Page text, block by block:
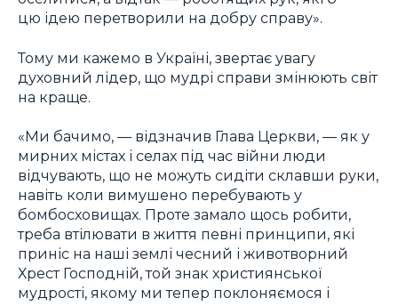
цю ідею перетворили на добру справу».
Тому ми кажемо в Україні, звертає увагу
духовний лідер, що мудрі справи змінюють світ
на краще.
«Ми бачимо, — відзначив Глава Церкви, — як у
мирних містах і селах під час війни люди
відчувають, що не можуть сидіти склавши руки,
навіть коли вимушено перебувають у
бомбосховищах. Проте замало щось робити,
треба втілювати в життя певні принципи, які
приніс на наші землі чесний і животворний
Хрест Господній, той знак християнської
мудрості, якому ми тепер поклоняємося і